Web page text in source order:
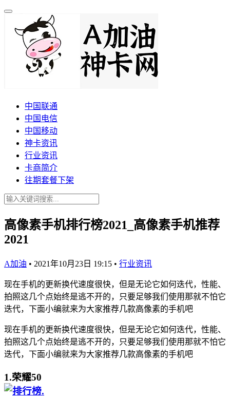
中国联通
中国电信
中国移动
神卡资讯
行业资讯
卡商简介
往期套餐下架
高像素手机排行榜2021_高像素手机推荐
2021
A加油 • 2021年10月23日 19:15 • 行业资讯
现在手机的更新换代速度很快，但是无论它如何迭代，性能、
拍照这几个点始终是逃不开的，只要足够我们使用那就不怕它
迭代，下面小编就来为大家推荐几款高像素的手机吧
现在手机的更新换代速度很快，但是无论它如何迭代，性能、
拍照这几个点始终是逃不开的，只要足够我们使用那就不怕它
迭代，下面小编就来为大家推荐几款高像素的手机吧
1.荣耀50
.